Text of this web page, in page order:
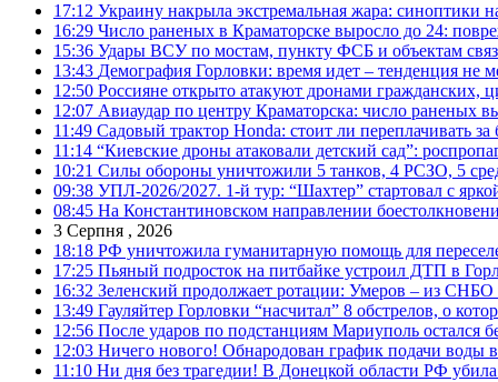
17:12 Украину накрыла экстремальная жара: синоптики
16:29 Число раненых в Краматорске выросло до 24:
15:36 Удары ВСУ по мостам, пункту ФСБ и объектам
13:43 Демография Горловки: время идет – тенденция не
12:50 Россияне открыто атакуют дронами гражданских,
12:07 Авиаудар по центру Краматорска: число раненых
11:49 Садовый трактор Honda: стоит ли переплачивать за
11:14 “Киевские дроны атаковали детский сад”:
10:21 Силы обороны уничтожили 5 танков, 4 РСЗО, 5
09:38 УПЛ-2026/2027. 1-й тур: “Шахтер” стартовал с
08:45 На Константиновском направлении
3 Серпня , 2026
18:18 РФ уничтожила гуманитарную помощь для
17:25 Пьяный подросток на питбайке устроил ДТП в
16:32 Зеленский продолжает ротации: Умеров – из
13:49 Гауляйтер Горловки “насчитал” 8 обстрелов, о
12:56 После ударов по подстанциям Мариуполь остался
12:03 Ничего нового! Обнародован график подачи воды
11:10 Ни дня без трагедии! В Донецкой области РФ